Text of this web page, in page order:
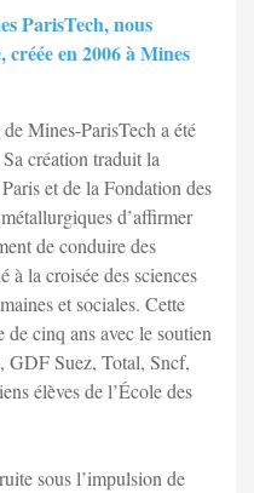
ParisTech, nous
en 2006 à Mines
Mines-ParisTech a été
création traduit la
et de la Fondation des
d’affirmer
de conduire des
à la croisée des sciences
et sociales. Cette
de cinq ans avec le soutien
Suez, Total, Sncf,
élèves de l’École des
sous l’impulsion de